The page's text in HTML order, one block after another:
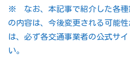
※ なお、本記事で紹介した各種
の内容は、今後変更される可能
は、必ず各交通事業者の公式サ
い。